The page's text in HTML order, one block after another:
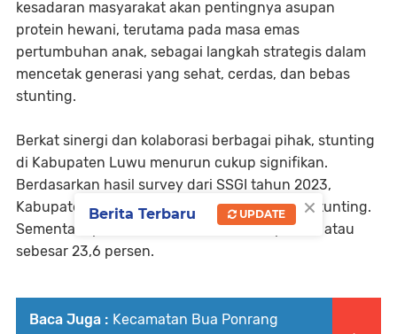
kesadaran masyarakat akan pentingnya asupan
protein hewani, terutama pada masa emas
pertumbuhan anak, sebagai langkah strategis dalam
mencetak generasi yang sehat, cerdas, dan bebas
stunting.
Berkat sinergi dan kolaborasi berbagai pihak, stunting
di Kabupaten Luwu menurun cukup signifikan.
Berdasarkan hasil survey dari SSGI tahun 2023,
Kabupaten Luwu tercatat 32,1 persen kasus stunting.
Sementara pada tahun 2024 turun 8,5 persen atau
sebesar 23,6 persen.
Baca Juga : Kecamatan Bua Ponrang
×
Berita Terbaru UPDATE